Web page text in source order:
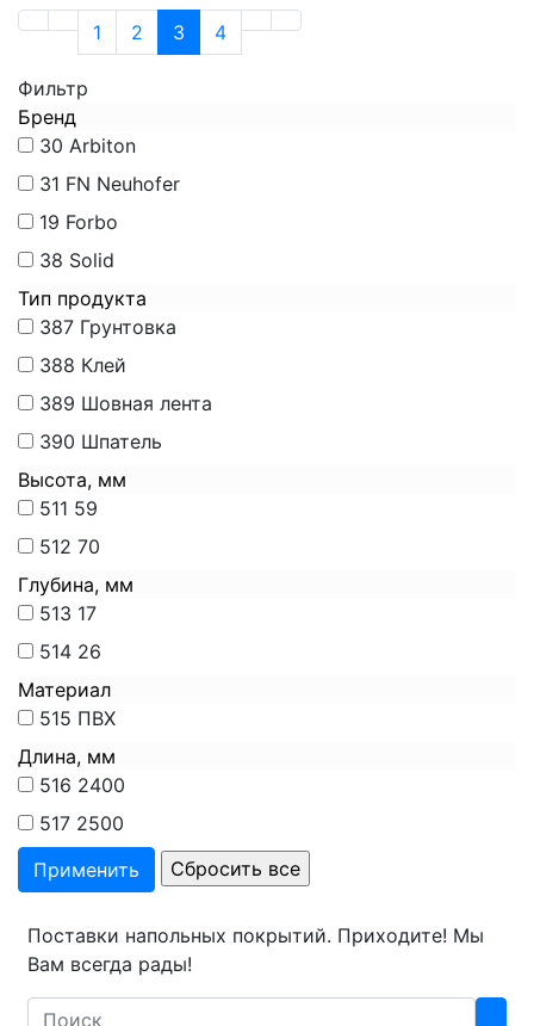
Фильтр
Бренд
30 Arbiton
31 FN Neuhofer
19 Forbo
38 Solid
Тип продукта
387 Грунтовка
388 Клей
389 Шовная лента
390 Шпатель
Высота, мм
511 59
512 70
Глубина, мм
513 17
514 26
Материал
515 ПВХ
Длина, мм
516 2400
517 2500
1
2 3 4
Поставки напольных покрытий. Приходите! Мы
Вам всегда рады!
Search